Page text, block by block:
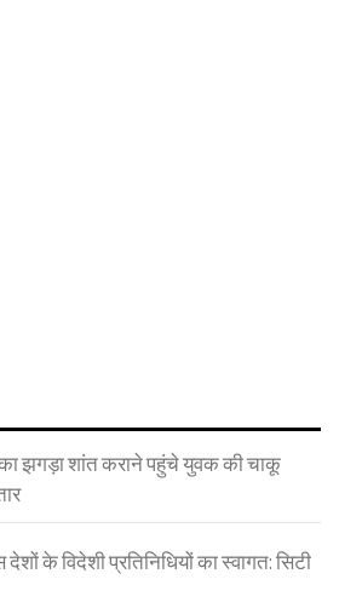
का झगड़ा शांत कराने पहुंचे युवक की चाकू
के विदेशी प्रतिनिधियों का स्वागत: सिटी